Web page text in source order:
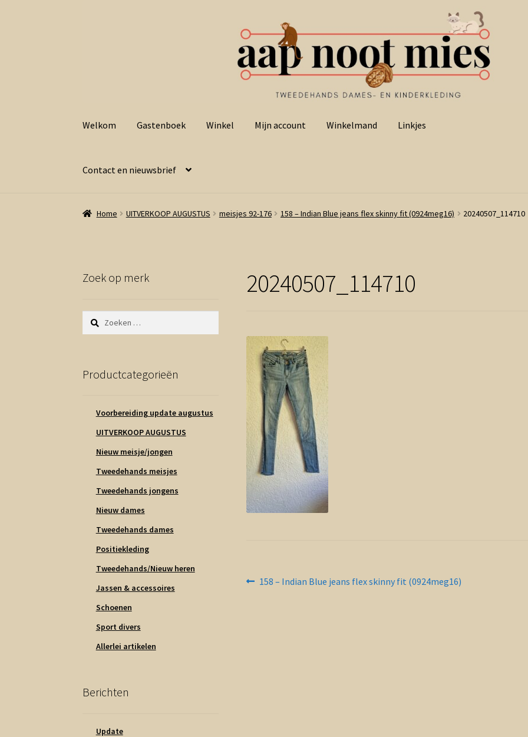
door
naar
Welkom Gastenboek Winkel Mijn account Winkelmand Linkjes
Contact en nieuwsbrief
Home UITVERKOOP AUGUSTUS meisjes 92-176 158 – Indian Blue jeans flex skinny fit (0924meg16) 20240507_114710
20240507_114710
Bericht
Vorig
158 – Indian Blue jeans flex skinny fit (0924meg16)
Zoek op merk
Zoeken
naar:
Productcategorieën
Voorbereiding update augustus
UITVERKOOP AUGUSTUS
Nieuw meisje/jongen
Tweedehands meisjes
Tweedehands jongens
Nieuw dames
Tweedehands dames
Positiekleding
Tweedehands/Nieuw heren
Jassen & accessoires
Schoenen
Sport divers
Allerlei artikelen
Berichten
Update